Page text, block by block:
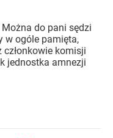
do pani sędzi
w ogóle pamięta,
członkowie komisji
jednostka amnezji